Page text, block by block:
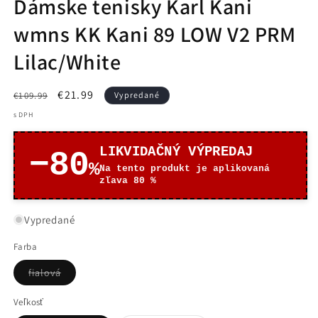
Dámske tenisky Karl Kani
wmns KK Kani 89 LOW V2 PRM
Lilac/White
Normálna
cena
€109.99
Cena
zľave
€21.99 Vypredané
s DPH
−80%
LIKVIDAČNÝ VÝPREDAJ
Na tento produkt je aplikovaná
zľava 80 %
Vypredané
Farba
fialováVariant
je
Veľkosť